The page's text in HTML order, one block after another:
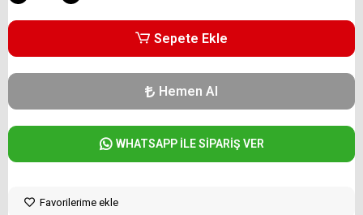
Sepete Ekle
Hemen Al
WHATSAPP İLE SİPARİŞ VER
Favorilerime ekle